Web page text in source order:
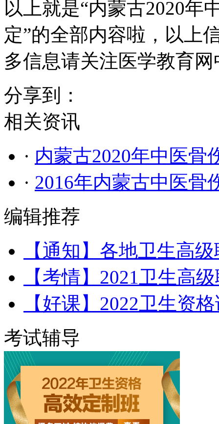
以上就是“内蒙古2020年
定”的全部内容啦，以上
多信息请关注医学教育
分享到：
相关资讯
· 内蒙古2020年中医骨
· 2016年内蒙古中医骨
编辑推荐
【通知】各地卫生高
【考情】2021卫生高
【好课】2022卫生资
考试辅导